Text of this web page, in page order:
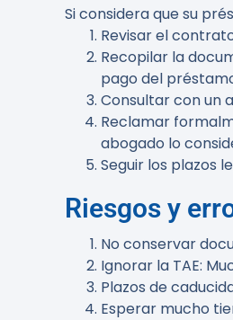
Si considera que su
Revisar el
Recopilar la
pago del
Consultar con un
Reclamar
abogado lo
Seguir los plazos
Riesgos y
No conservar
Ignorar la TAE:
Plazos de
Esperar mucho